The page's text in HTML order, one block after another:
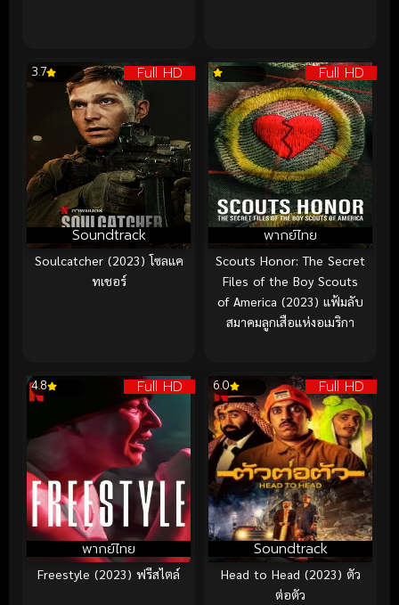
Full HD
Soundtrack
3.7
Soulcatcher (2023) โซลแค
ทเชอร์
Full HD
พากย์ไทย
Scouts Honor: The Secret
Files of the Boy Scouts
of America (2023) แฟ้มลับ
สมาคมลูกเสือแห่งอเมริกา
Full HD
พากย์ไทย
4.8
Freestyle (2023) ฟรีสไตล์
Full HD
Soundtrack
6.0
Head to Head (2023) ตัว
ต่อตัว